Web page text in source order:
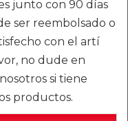
junto con 90 días
ser reembolsado o
con el artí
no dude en
si tiene
productos.